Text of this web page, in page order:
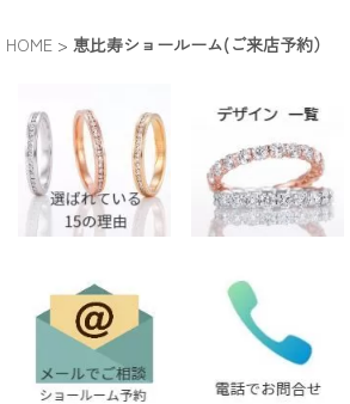
HOME > 恵比寿ショールーム(ご来店予約）